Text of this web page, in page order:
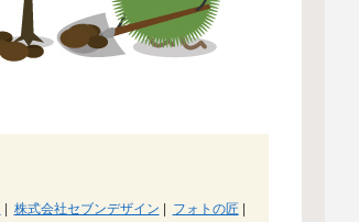
株式会社セブンデザイン フォトの匠